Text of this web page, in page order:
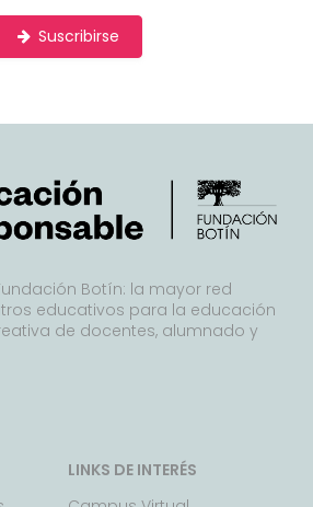
Suscribirse
Botín: la mayor red
educativos para la educación
de docentes, alumnado y
LINKS DE INTERÉS